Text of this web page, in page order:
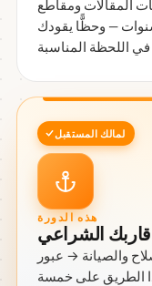
المقالات ومقاطع
سنوات — وحظًّا يقودك
لمالك المستقبل
هذه الدورة
قاربك الشراعي
والصيانة → عبور
الطريق على خمسة